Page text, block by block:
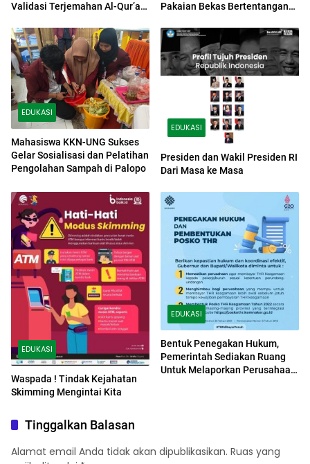
Validasi Terjemahan Al-Qur’an
Pakaian Bekas Bertentangan
Asta Cita Prabowo
EDUKASI
Mahasiswa KKN-UNG Sukses
Gelar Sosialisasi dan Pelatihan
Pengolahan Sampah di Palopo
EDUKASI
Presiden dan Wakil Presiden RI
Dari Masa ke Masa
EDUKASI
Waspada ! Tindak Kejahatan
Skimming Mengintai Kita
EDUKASI
Bentuk Penegakan Hukum,
Pemerintah Sediakan Ruang
Untuk Melaporkan Perusahaan
Tinggalkan Balasan
Alamat email Anda tidak akan dipublikasikan. Ruas yang